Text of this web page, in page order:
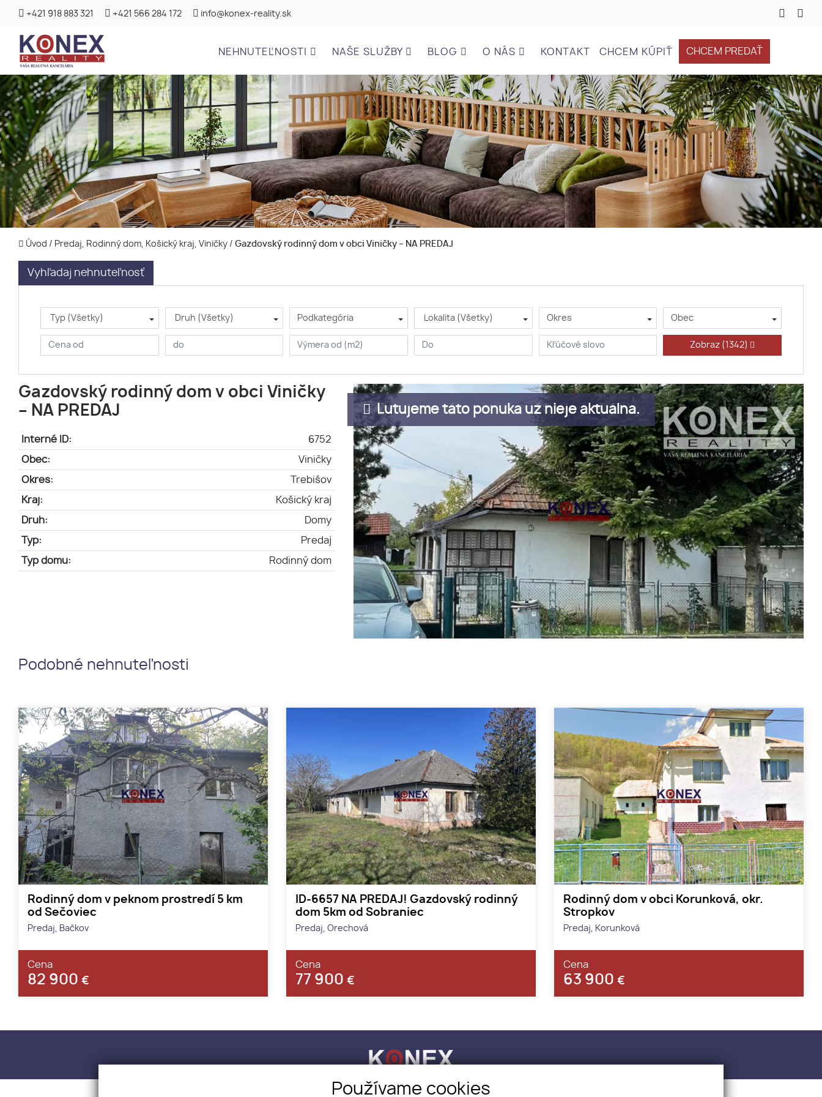
+421 918 883 321 +421 566 284 172 info@konex-reality.sk
NEHNUTEĽNOSTI NAŠE SLUŽBY BLOG O NÁS KONTAKT CHCEM KÚPIŤ CHCEM PREDAŤ
Úvod / Predaj, Rodinný dom, Košický kraj, Viničky / Gazdovský rodinný dom v obci Viničky – NA PREDAJ
Vyhľadaj nehnuteľnosť
Typ (Všetky) Druh (Všetky) Podkategória Lokalita (Všetky) Okres Obec
Zobraz (1342)
Gazdovský rodinný dom v obci Viničky
– NA PREDAJ
Interné ID: 6752
Obec: Viničky
Okres: Trebišov
Kraj: Košický kraj
Druh: Domy
Typ: Predaj
Typ domu: Rodinný dom
Ľutujeme táto ponuka už nieje aktuálna.
Podobné nehnuteľnosti
Rodinný dom v peknom prostredí 5 km
od Sečoviec
Predaj, Bačkov
Cena
82 900 €
ID-6657 NA PREDAJ! Gazdovský rodinný
dom 5km od Sobraniec
Predaj, Orechová
Cena
77 900 €
Rodinný dom v obci Korunková, okr.
Stropkov
Predaj, Korunková
Cena
63 900 €
Používame cookies